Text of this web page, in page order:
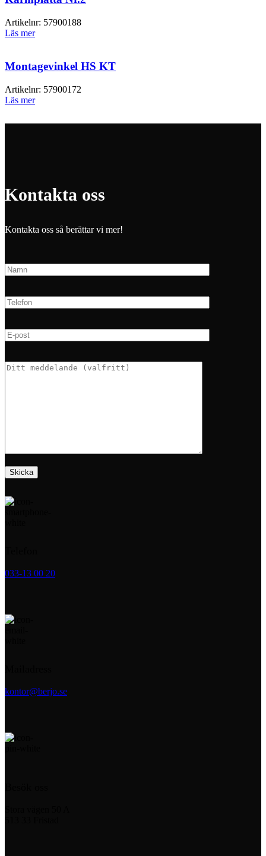
Artikelnr: 57900188
Läs mer
Montagevinkel HS KT
Artikelnr: 57900172
Läs mer
Kontakta oss
Kontakta oss så berättar vi mer!
033-13 00 20
kontor@berjo.se